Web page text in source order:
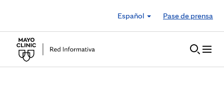
Español
Pase de prensa